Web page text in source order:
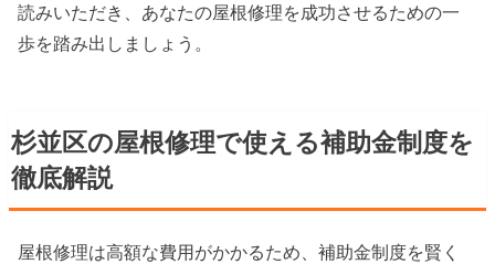
読みいただき、あなたの屋根修理を成功させるための一
歩を踏み出しましょう。
杉並区の屋根修理で使える補助金制度を
徹底解説
屋根修理は高額な費用がかかるため、補助金制度を賢く